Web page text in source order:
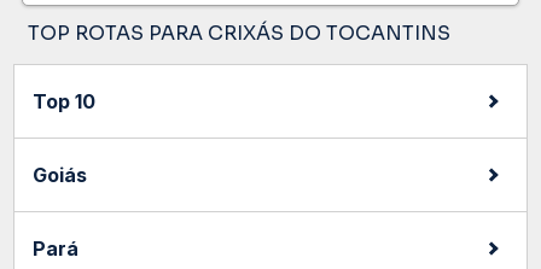
TOP ROTAS PARA CRIXÁS DO TOCANTINS
Top 10
Goiás
Pará